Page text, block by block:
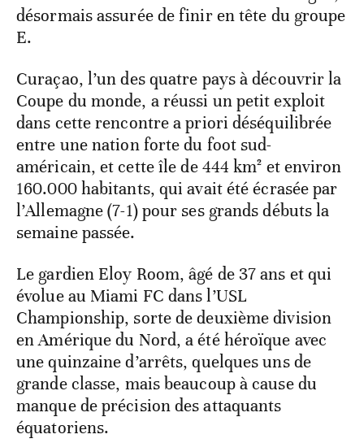
désormais assurée de finir en tête du groupe
E.
Curaçao, l’un des quatre pays à découvrir la
Coupe du monde, a réussi un petit exploit
dans cette rencontre a priori déséquilibrée
entre une nation forte du foot sud-
américain, et cette île de 444 km² et environ
160.000 habitants, qui avait été écrasée par
l’Allemagne (7-1) pour ses grands débuts la
semaine passée.
Le gardien Eloy Room, âgé de 37 ans et qui
évolue au Miami FC dans l’USL
Championship, sorte de deuxième division
en Amérique du Nord, a été héroïque avec
une quinzaine d’arrêts, quelques uns de
grande classe, mais beaucoup à cause du
manque de précision des attaquants
équatoriens.